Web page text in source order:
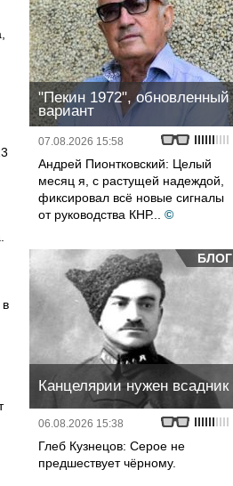
в
"Пекин 1972", обновленный
вариант
07.08.2026 15:58
Андрей Пионтковский: Целый
месяц я, с растущей надеждой,
фиксировал всё новые сигналы
от руководства КНР...
©
БЛОГ
Канцелярии нужен всадник
06.08.2026 15:38
Глеб Кузнецов: Серое не
предшествует чёрному.